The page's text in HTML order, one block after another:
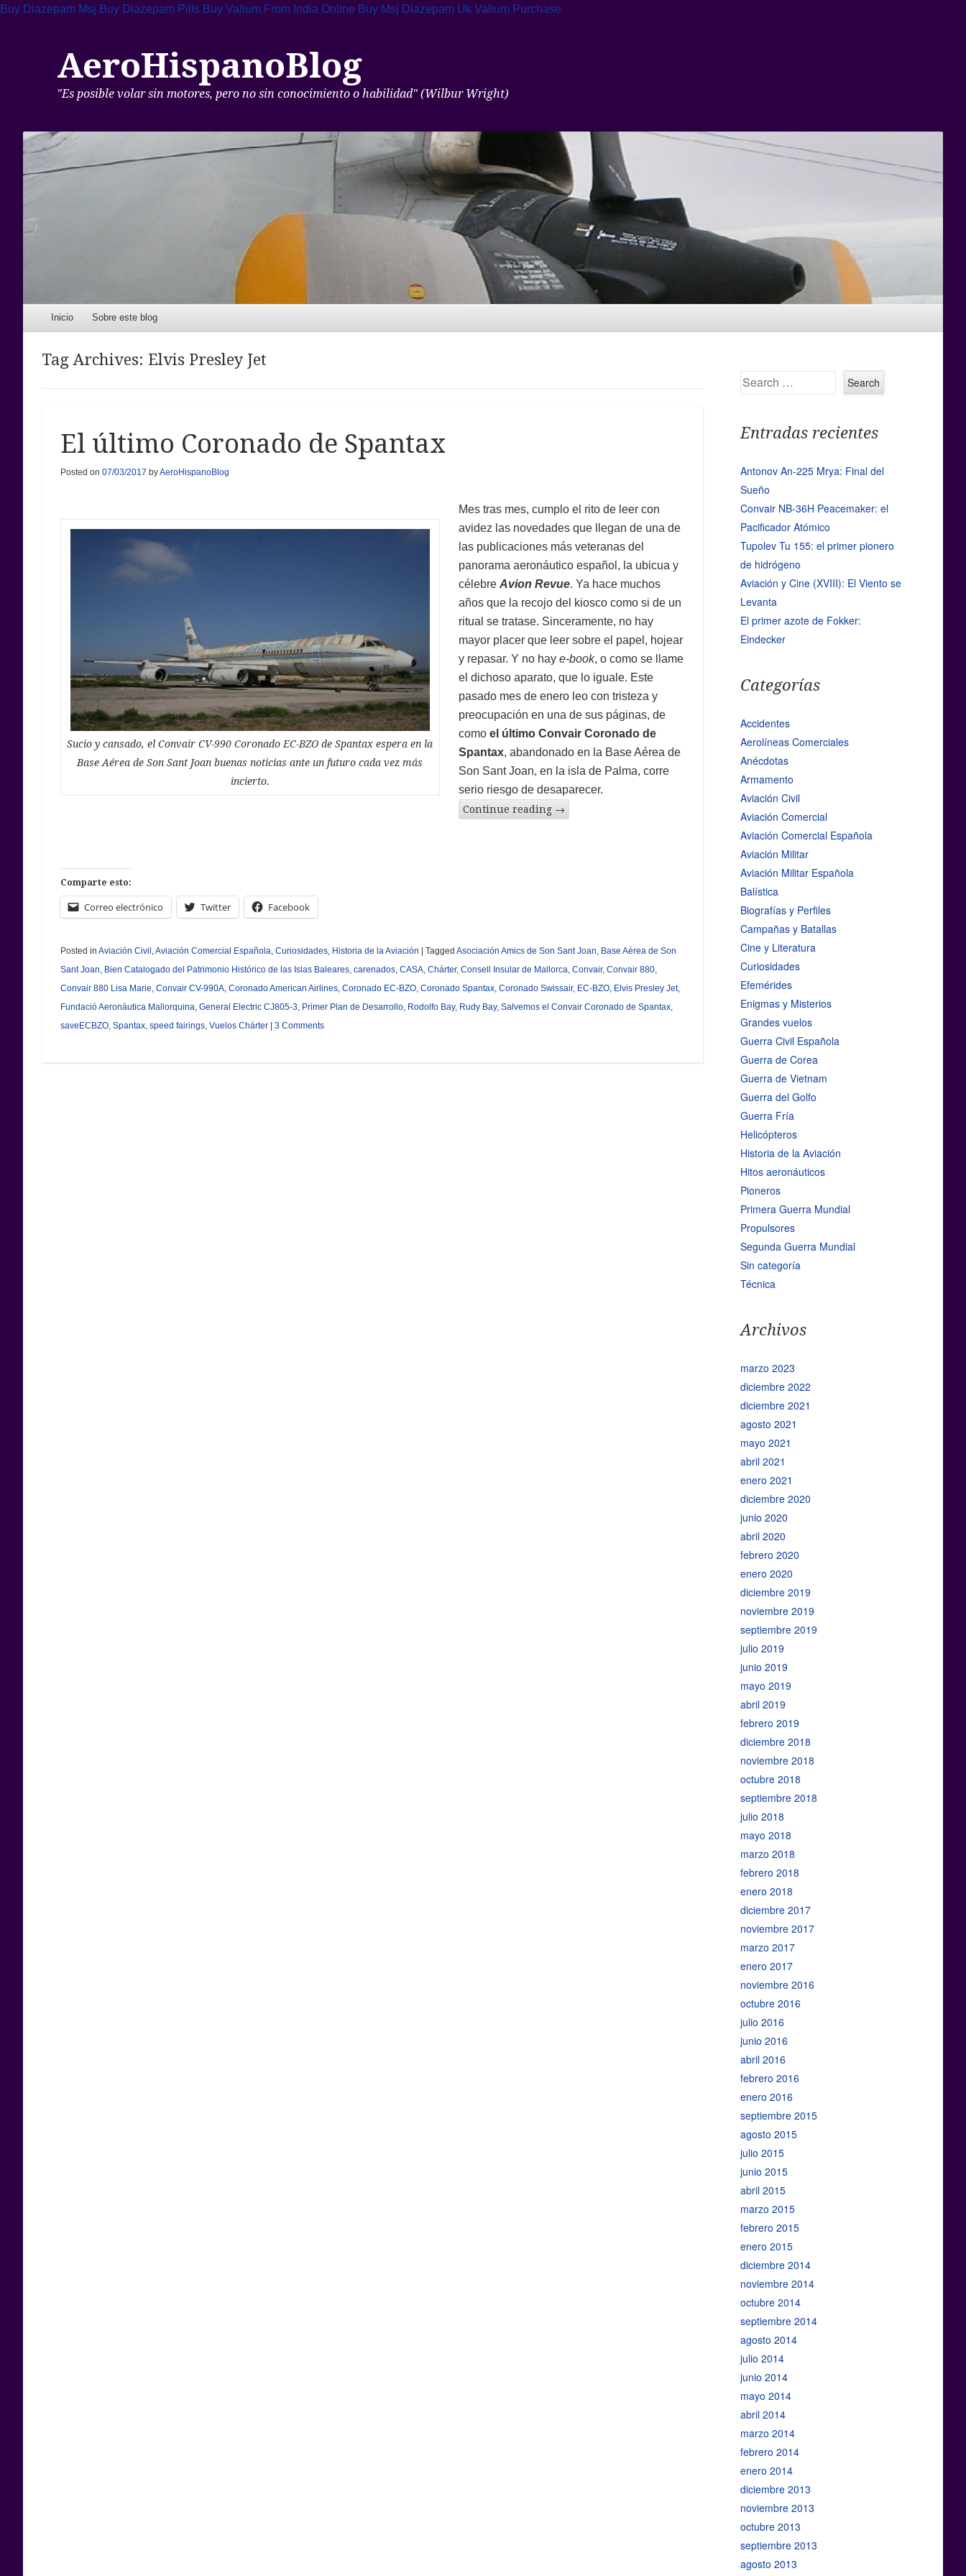
Buy Diazepam Msj Buy Diazepam Pills Buy Valium From India Online Buy Msj Diazepam Uk Valium Purchase
AeroHispanoBlog
"Es posible volar sin motores, pero no sin conocimiento o habilidad" (Wilbur Wright)
Menu
Skip to content
Inicio Sobre este blog
Tag Archives: Elvis Presley Jet
El último Coronado de Spantax
Posted on 07/03/2017 byAeroHispanoBlog
Sucio y cansado, el Convair CV-990 Coronado EC-BZO de Spantax espera en la
Base Aérea de Son Sant Joan buenas noticias ante un futuro cada vez más
incierto.
Mes tras mes, cumplo el rito de leer con
avidez las novedades que llegan de una de
las publicaciones más veteranas del
panorama aeronáutico español, la ubicua y
célebre Avion Revue. Ya hace muchos
años que la recojo del kiosco como si de un
ritual se tratase. Sinceramente, no hay
mayor placer que leer sobre el papel, hojear
y repasar. Y no hay e-book, o como se llame
el dichoso aparato, que lo iguale. Este
pasado mes de enero leo con tristeza y
preocupación en una de sus páginas, de
como el último Convair Coronado de
Spantax, abandonado en la Base Aérea de
Son Sant Joan, en la isla de Palma, corre
serio riesgo de desaparecer.
Continue reading →
Comparte esto:
Correo electrónico Twitter Facebook
Posted in Aviación Civil,Aviación Comercial Española, Curiosidades, Historia de la Aviación | Tagged Asociación Amics de Son Sant Joan, Base Aérea de Son
Sant Joan, Bien Catalogado del Patrimonio Histórico de las Islas Baleares, carenados, CASA, Chárter, Consell Insular de Mallorca, Convair, Convair 880,
Convair 880 Lisa Marie, Convair CV-990A, Coronado American Airlines, Coronado EC-BZO, Coronado Spantax, Coronado Swissair, EC-BZO, Elvis Presley Jet,
Fundació Aeronáutica Mallorquina, General Electric CJ805-3, Primer Plan de Desarrollo, Rodolfo Bay, Rudy Bay, Salvemos el Convair Coronado de Spantax,
saveECBZO, Spantax, speed fairings, Vuelos Chárter | 3 Comments
Search
Entradas recientes
Antonov An-225 Mrya: Final del
Sueño
Convair NB-36H Peacemaker: el
Pacificador Atómico
Tupolev Tu 155: el primer pionero
de hidrógeno
Aviación y Cine (XVIII): El Viento se
Levanta
El primer azote de Fokker:
Eindecker
Categorías
Accidentes
Aerolíneas Comerciales
Anécdotas
Armamento
Aviación Civil
Aviación Comercial
Aviación Comercial Española
Aviación Militar
Aviación Militar Española
Balística
Biografías y Perfiles
Campañas y Batallas
Cine y Literatura
Curiosidades
Efemérides
Enigmas y Misterios
Grandes vuelos
Guerra Civil Española
Guerra de Corea
Guerra de Vietnam
Guerra del Golfo
Guerra Fría
Helicópteros
Historia de la Aviación
Hitos aeronáuticos
Pioneros
Primera Guerra Mundial
Propulsores
Segunda Guerra Mundial
Sin categoría
Técnica
Archivos
marzo 2023
diciembre 2022
diciembre 2021
agosto 2021
mayo 2021
abril 2021
enero 2021
diciembre 2020
junio 2020
abril 2020
febrero 2020
enero 2020
diciembre 2019
noviembre 2019
septiembre 2019
julio 2019
junio 2019
mayo 2019
abril 2019
febrero 2019
diciembre 2018
noviembre 2018
octubre 2018
septiembre 2018
julio 2018
mayo 2018
marzo 2018
febrero 2018
enero 2018
diciembre 2017
noviembre 2017
marzo 2017
enero 2017
noviembre 2016
octubre 2016
julio 2016
junio 2016
abril 2016
febrero 2016
enero 2016
septiembre 2015
agosto 2015
julio 2015
junio 2015
abril 2015
marzo 2015
febrero 2015
enero 2015
diciembre 2014
noviembre 2014
octubre 2014
septiembre 2014
agosto 2014
julio 2014
junio 2014
mayo 2014
abril 2014
marzo 2014
febrero 2014
enero 2014
diciembre 2013
noviembre 2013
octubre 2013
septiembre 2013
agosto 2013